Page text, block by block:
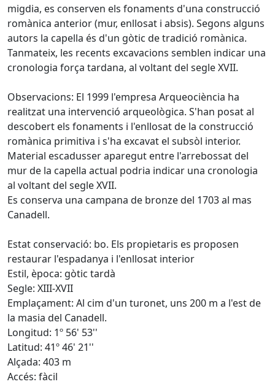
migdia, es conserven els fonaments d'una construcció
romànica anterior (mur, enllosat i absis). Segons alguns
autors la capella és d'un gòtic de tradició romànica.
Tanmateix, les recents excavacions semblen indicar una
cronologia força tardana, al voltant del segle XVII.
Observacions: El 1999 l'empresa Arqueociència ha
realitzat una intervenció arqueològica. S'han posat al
descobert els fonaments i l'enllosat de la construcció
romànica primitiva i s'ha excavat el subsòl interior.
Material escadusser aparegut entre l'arrebossat del
mur de la capella actual podria indicar una cronologia
al voltant del segle XVII.
Es conserva una campana de bronze del 1703 al mas
Canadell.
Estat conservació: bo. Els propietaris es proposen
restaurar l'espadanya i l'enllosat interior
Estil, època: gòtic tardà
Segle: XIII-XVII
Emplaçament: Al cim d'un turonet, uns 200 m a l'est de
la masia del Canadell.
Longitud: 1º 56' 53''
Latitud: 41º 46' 21''
Alçada: 403 m
Accés: fàcil